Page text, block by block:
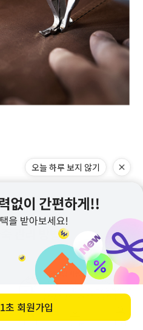
장바구니 앱다운 마이
오늘 하루 보지 않기
1초 회원가입